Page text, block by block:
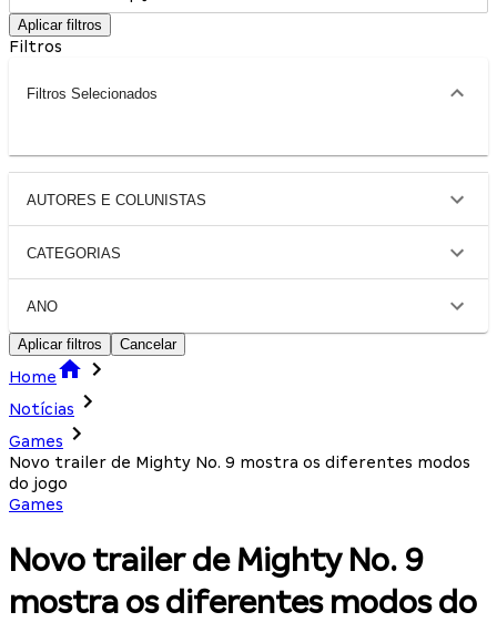
Aplicar filtros
Filtros
Filtros Selecionados
AUTORES E COLUNISTAS
CATEGORIAS
ANO
Aplicar filtros Cancelar
Home
Notícias
Games
Novo trailer de Mighty No. 9 mostra os diferentes modos
do jogo
Games
Novo trailer de Mighty No. 9
mostra os diferentes modos do